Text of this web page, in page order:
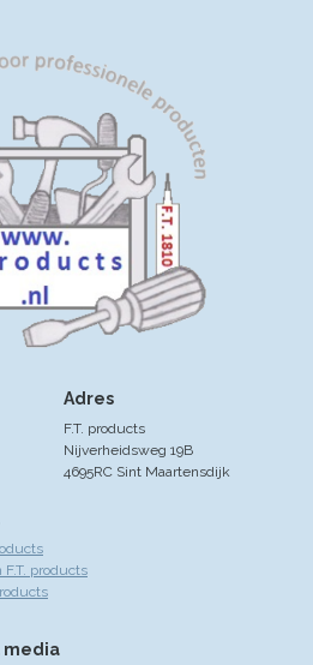
products
media
Adres
F.T. products
Nijverheidsweg 19B
4695RC Sint Maartensdijk